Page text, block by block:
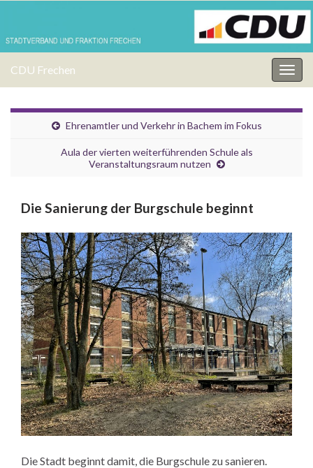
CDU Frechen
Ehrenamtler und Verkehr in Bachem im Fokus
Aula der vierten weiterführenden Schule als
Veranstaltungsraum nutzen
Die Sanierung der Burgschule beginnt
Die Stadt beginnt damit, die Burgschule zu sanieren.